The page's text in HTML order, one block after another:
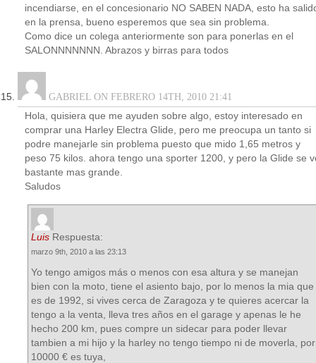
incendiarse, en el concesionario NO SABEN NADA, esto ha
en la prensa, bueno esperemos que sea sin problema.
Como dice un colega anteriormente son para ponerlas en el
SALONNNNNNN. Abrazos y birras para todos
GABRIEL ON FEBRERO 14TH, 2010 21:41
Hola, quisiera que me ayuden sobre algo, estoy interesado en
comprar una Harley Electra Glide, pero me preocupa un tanto si
podre manejarle sin problema puesto que mido 1,65 metros y
peso 75 kilos. ahora tengo una sporter 1200, y pero la Glide se
bastante mas grande.
Saludos
Luis Respuesta:
marzo 9th, 2010 a las 23:13
Yo tengo amigos más o menos con esa altura y se manejan
bien con la moto, tiene el asiento bajo, por lo menos la mia que
es de 1992, si vives cerca de Zaragoza y te quieres acercar la
tengo a la venta, lleva tres años en el garage y apenas le he
hecho 200 km, pues compre un sidecar para poder llevar
tambien a mi hijo y la harley no tengo tiempo ni de moverla, por
10000 € es tuya,